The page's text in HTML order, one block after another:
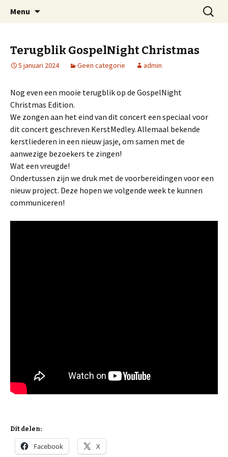
Arnold Wienen
Welkom op mijn website
Menu
Zoeken
naar:
Terugblik GospelNight Christmas
5 januari 2024 Geen categorie admin
Nog even een mooie terugblik op de GospelNight
Christmas Edition.
We zongen aan het eind van dit concert een speciaal voor
dit concert geschreven KerstMedley. Allemaal bekende
kerstliederen in een nieuw jasje, om samen met de
aanwezige bezoekers te zingen!
Wat een vreugde!
Ondertussen zijn we druk met de voorbereidingen voor een
nieuw project. Deze hopen we volgende week te kunnen
communiceren!
Dit delen:
Facebook X